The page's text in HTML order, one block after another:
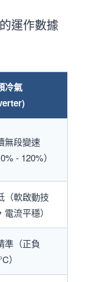
運作數據
冷氣
無段變速
- 120%）
（軟啟動技
電流平穩）
準（正負
）